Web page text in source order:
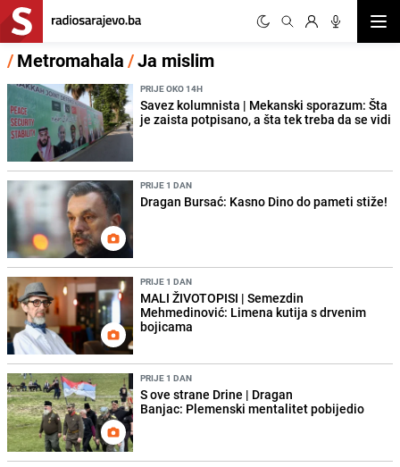
/Metromahala/Ja mislim
PRIJE OKO 14H
Savez kolumnista | Mekanski sporazum: Šta
je zaista potpisano, a šta tek treba da se vidi
PRIJE 1 DAN
Dragan Bursać: Kasno Dino do pameti stiže!
PRIJE 1 DAN
MALI ŽIVOTOPISI | Semezdin
Mehmedinović: Limena kutija s drvenim
bojicama
PRIJE 1 DAN
S ove strane Drine | Dragan
Banjac: Plemenski mentalitet pobijedio